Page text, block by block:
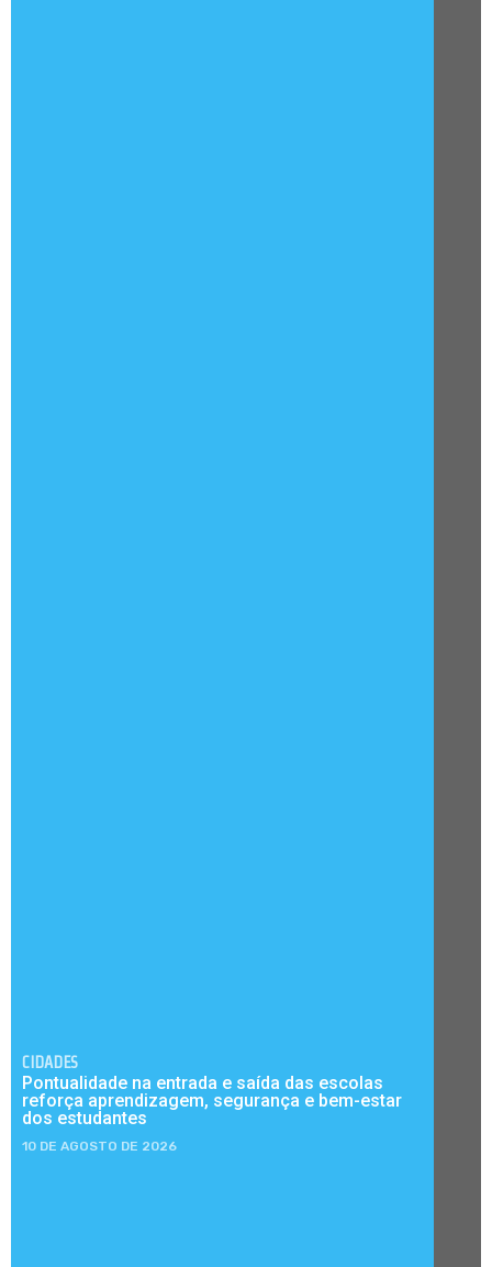
CIDADES
Pontualidade na entrada e saída das escolas
reforça aprendizagem, segurança e bem-estar
dos estudantes
10 DE AGOSTO DE 2026